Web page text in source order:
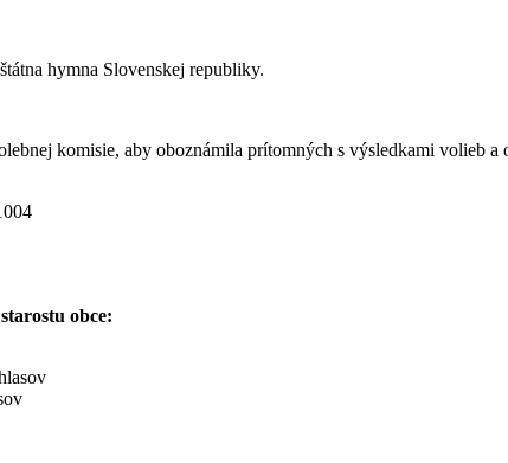
hymna Slovenskej republiky.
komisie, aby oboznámila prítomných s výsledkami volieb
obce: